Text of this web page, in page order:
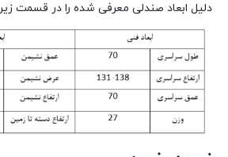
دلیل ابعاد صندلی معرفی شده را در قسمت زیر